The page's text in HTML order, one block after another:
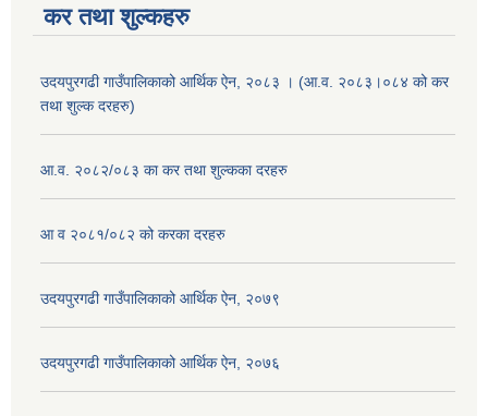
कर तथा शुल्कहरु
उदयपुरगढी गाउँपालिकाको आर्थिक ऐन, २०८३ । (आ.व. २०८३।०८४ को कर
तथा शुल्क दरहरु)
आ.व. २०८२/०८३ का कर तथा शुल्कका दरहरु
आ व २०८१/०८२ को करका दरहरु
उदयपुरगढी गाउँपालिकाको आर्थिक ऐन, २०७९
उदयपुरगढी गाउँपालिकाको आर्थिक ऐन, २०७६